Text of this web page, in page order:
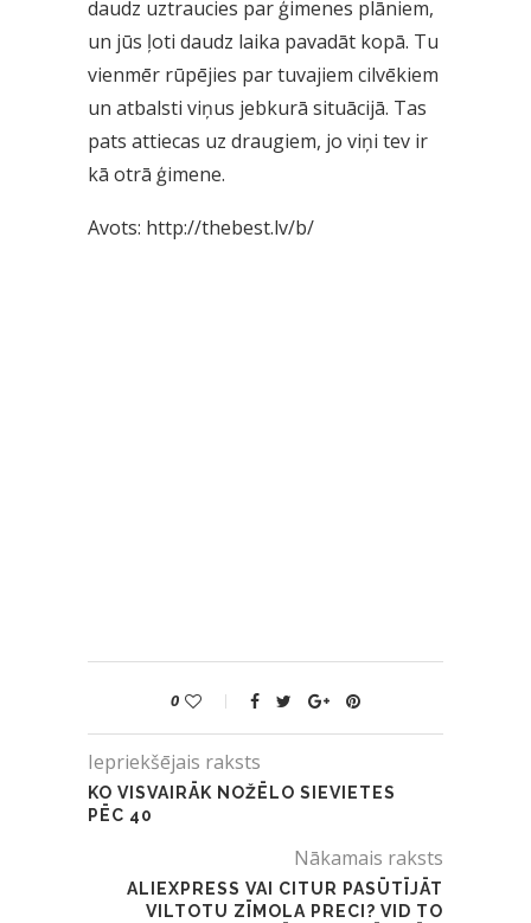
daudz uztraucies par ģimenes plāniem,
un jūs ļoti daudz laika pavadāt kopā. Tu
vienmēr rūpējies par tuvajiem cilvēkiem
un atbalsti viņus jebkurā situācijā. Tas
pats attiecas uz draugiem, jo viņi tev ir
kā otrā ģimene.
Avots: http://thebest.lv/b/
0
Iepriekšējais raksts
KO VISVAIRĀK NOŽĒLO SIEVIETES
PĒC 40
Nākamais raksts
ALIEXPRESS VAI CITUR PASŪTĪJĀT
VILTOTU ZĪMOLA PRECI? VID TO